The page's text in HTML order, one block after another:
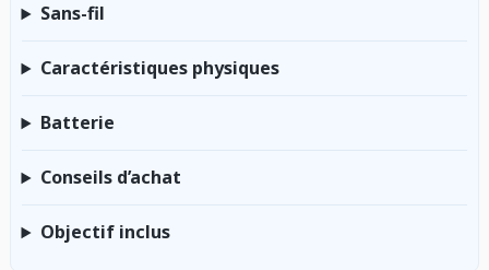
Sans-fil
Caractéristiques physiques
Batterie
Conseils d’achat
Objectif inclus